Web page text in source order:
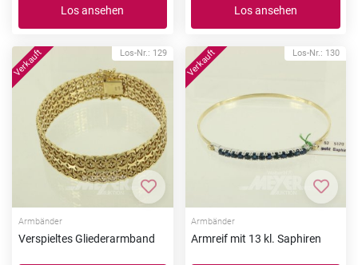
Los ansehen Los ansehen
Los-Nr.: 129
Zur Merkliste hinzufügen
Armbänder
Verspieltes Gliederarmband
Los-Nr.: 130
Zur
Armbänder
Armreif mit 13 kl. Saphiren